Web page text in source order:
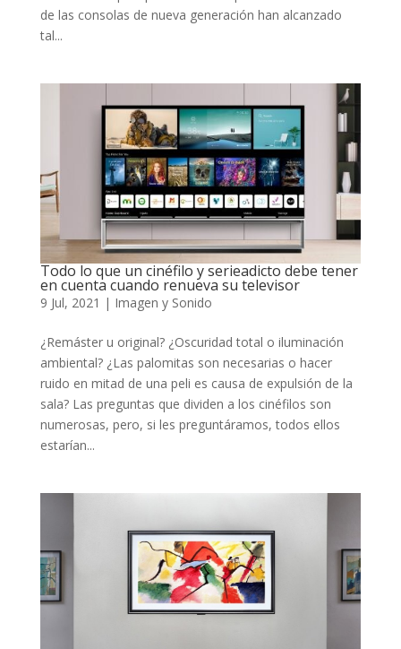
de las consolas de nueva generación han alcanzado
tal...
Todo lo que un cinéfilo y serieadicto debe tener
en cuenta cuando renueva su televisor
9 Jul, 2021 | Imagen y Sonido
¿Remáster u original? ¿Oscuridad total o iluminación
ambiental? ¿Las palomitas son necesarias o hacer
ruido en mitad de una peli es causa de expulsión de la
sala? Las preguntas que dividen a los cinéfilos son
numerosas, pero, si les preguntáramos, todos ellos
estarían...